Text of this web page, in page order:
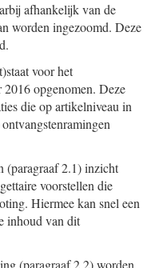
afhankelijk van de
worden ingezoomd. Deze
voor het
opgenomen. Deze
die op artikelniveau in
(paragraaf 2.1) inzicht
voorstellen die
Hiermee kan snel een
inhoud van dit
(paragraaf 2.2) worden